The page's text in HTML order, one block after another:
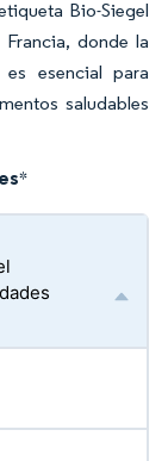
Bio-Siegel
donde la
esencial para
saludables
*